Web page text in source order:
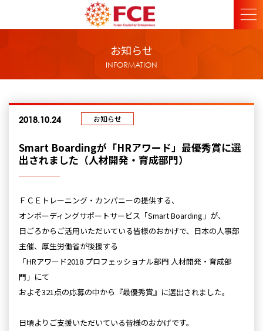
お知らせ
INFORMATION
2018.10.24 お知らせ
Smart Boardingが「HRアワード」最優秀賞に選
出されました（人材開発・育成部門）
ＦＣＥトレーニング・カンパニーの提供する、
オンボーディングサポートサービス「Smart Boarding」が、
日ごろからご活用いただいている皆様のおかげで、日本の人事部
主催、厚生労働省が後援する
「HRアワード2018 プロフェッショナル部門 人材開発・育成部
門」にて
およそ321点の応募の中から『最優秀賞』に選出されました。
日頃よりご支援いただいている皆様のおかげです。